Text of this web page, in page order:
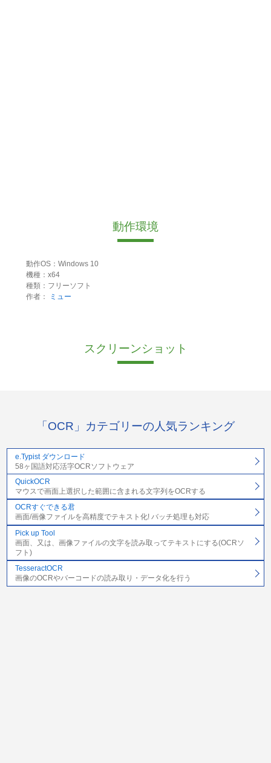
動作環境
動作OS：Windows 10
機種：x64
種類：フリーソフト
作者：
ミュー
スクリーンショット
「OCR」カテゴリーの人気ランキング
e.Typist ダウンロード
58ヶ国語対応活字OCRソフトウェア
QuickOCR
マウスで画面上選択した範囲に含まれる文字列をOCRする
OCRすぐできる君
画面/画像ファイルを高精度でテキスト化! バッチ処理も対応
Pick up Tool
画面、又は、画像ファイルの文字を読み取ってテキストにする(OCRソ
フト)
TesseractOCR
画像のOCRやバーコードの読み取り・データ化を行う